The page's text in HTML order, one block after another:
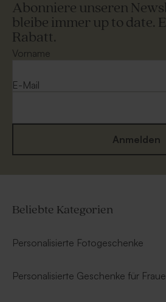
Abonniere unseren
bleibe immer up to date.
Rabatt.
Vorname
E-Mail
Anmelden
Beliebte Kategorien
Personalisierte Fotogeschenke
Personalisierte Geschenke für